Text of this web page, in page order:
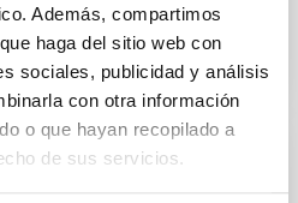
Además, compartimos
haga del sitio web con
sociales, publicidad y análisis
con otra información
o que hayan recopilado a
de sus servicios.